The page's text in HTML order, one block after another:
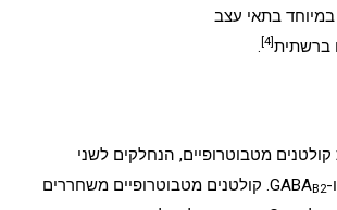
תאי עצב
ברשתית[4]
קולטנים מטבוטרופיים, הנחלקים לשני
ו-GABAB2
. קולטנים מטבוטרופיים משחררים